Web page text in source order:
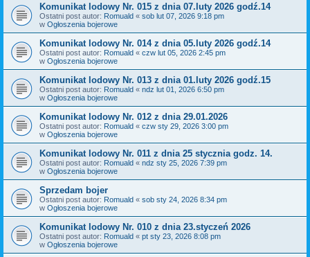
Komunikat lodowy Nr. 015 z dnia 07.luty 2026 godź.14
Ostatni post autor: Romuald « sob lut 07, 2026 9:18 pm
w Ogłoszenia bojerowe
Komunikat lodowy Nr. 014 z dnia 05.luty 2026 godź.14
Ostatni post autor: Romuald « czw lut 05, 2026 2:45 pm
w Ogłoszenia bojerowe
Komunikat lodowy Nr. 013 z dnia 01.luty 2026 godź.15
Ostatni post autor: Romuald « ndz lut 01, 2026 6:50 pm
w Ogłoszenia bojerowe
Komunikat lodowy Nr. 012 z dnia 29.01.2026
Ostatni post autor: Romuald « czw sty 29, 2026 3:00 pm
w Ogłoszenia bojerowe
Komunikat lodowy Nr. 011 z dnia 25 stycznia godz. 14.
Ostatni post autor: Romuald « ndz sty 25, 2026 7:39 pm
w Ogłoszenia bojerowe
Sprzedam bojer
Ostatni post autor: Romuald « sob sty 24, 2026 8:34 pm
w Ogłoszenia bojerowe
Komunikat lodowy Nr. 010 z dnia 23.styczeń 2026
Ostatni post autor: Romuald « pt sty 23, 2026 8:08 pm
w Ogłoszenia bojerowe